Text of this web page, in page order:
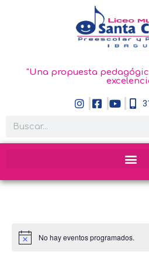
"Una propuesta
Aviso No hay eventos programados.